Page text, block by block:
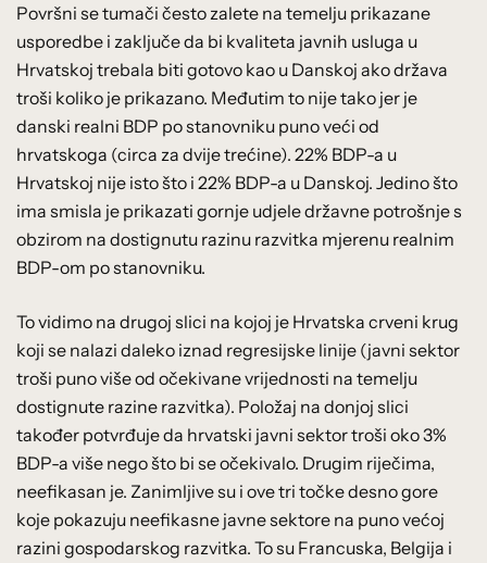
Površni se tumači često zalete na temelju prikazane
usporedbe i zaključe da bi kvaliteta javnih usluga u
Hrvatskoj trebala biti gotovo kao u Danskoj ako država
troši koliko je prikazano. Međutim to nije tako jer je
danski realni BDP po stanovniku puno veći od
hrvatskoga (circa za dvije trećine). 22% BDP-a u
Hrvatskoj nije isto što i 22% BDP-a u Danskoj. Jedino što
ima smisla je prikazati gornje udjele državne potrošnje s
obzirom na dostignutu razinu razvitka mjerenu realnim
BDP-om po stanovniku.
To vidimo na drugoj slici na kojoj je Hrvatska crveni krug
koji se nalazi daleko iznad regresijske linije (javni sektor
troši puno više od očekivane vrijednosti na temelju
dostignute razine razvitka). Položaj na donjoj slici
također potvrđuje da hrvatski javni sektor troši oko 3%
BDP-a više nego što bi se očekivalo. Drugim riječima,
neefikasan je. Zanimljive su i ove tri točke desno gore
koje pokazuju neefikasne javne sektore na puno većoj
razini gospodarskog razvitka. To su Francuska, Belgija i